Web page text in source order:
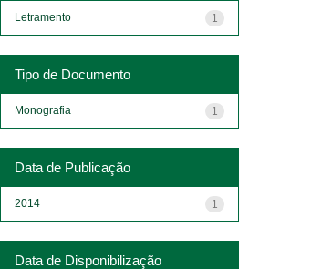
1
Letramento
Tipo de Documento
1
Monografia
Data de Publicação
1
2014
Data de Disponibilização